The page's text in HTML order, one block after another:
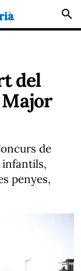
search
del
Major
de
infantils,
penyes,